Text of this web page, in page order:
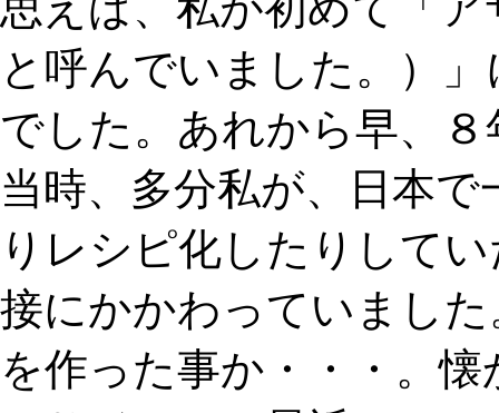
と呼んでいました。）
でした。あれから早、
当時、多分私が、日本
りレシピ化したりして
接にかかわっていまし
を作った事か・・・。懐